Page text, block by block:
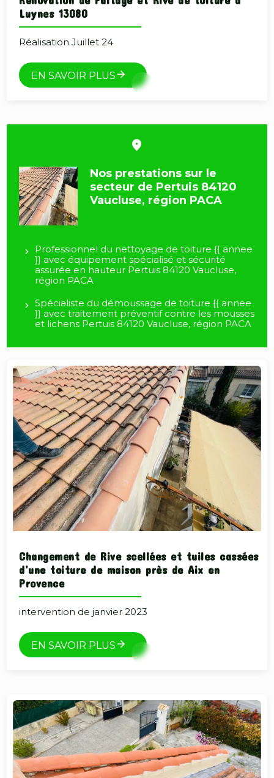
Luynes 13080
Réalisation Juillet 24
EN SAVOIR PLUS
Nos prestations sur le
secteur de Pertuis 84120
Vaucluse, région PACA
Professionnel du nettoyage de toiture {{ annee
}} avec équipement spécialisé et sécurité
assurée en hauteur Pertuis 84120 Vaucluse,
région PACA
Spécialiste du démoussage de toiture {{ annee
}} avec traitement préventif contre les mousses
et lichens Pertuis 84120 Vaucluse, région PACA
Changement de Rive scellées et tuiles cassées
d’une toiture de maison près de Aix en
Provence
intervention de janvier 2023
EN SAVOIR PLUS